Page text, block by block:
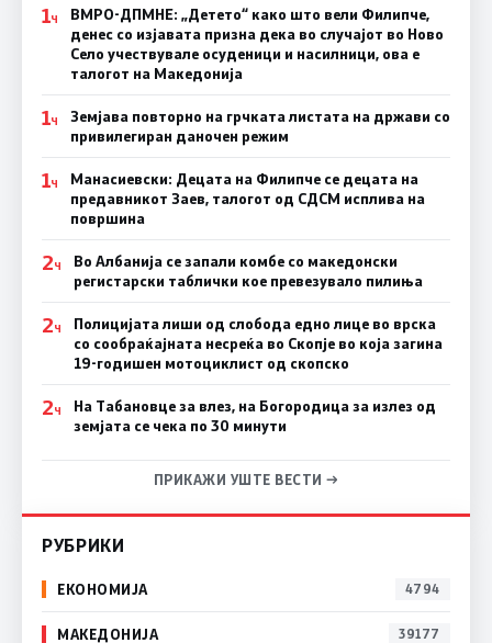
1Ч
ВМРО-ДПМНЕ: „Детето“ како што вели Филипче,
денес со изјавата призна дека во случајот во Ново
Село учествувале осуденици и насилници, ова е
талогот на Македонија
1Ч
Земјава повторно на грчката листата на држави со
привилегиран даночен режим
1Ч
Манасиевски: Децата на Филипче се децата на
предавникот Заев, талогот од СДСМ исплива на
површина
2Ч
Во Албанија се запали комбе со македонски
регистарски таблички кое превезувало пилиња
2Ч
Полицијата лиши од слобода едно лице во врска
со сообраќајната несреќа во Скопје во која загина
19-годишен мотоциклист од скопско
2Ч
На Табановце за влез, на Богородица за излез од
земјата се чека по 30 минути
ПРИКАЖИ УШТЕ ВЕСТИ →
РУБРИКИ
ЕКОНОМИЈА 4794
МАКЕДОНИЈА 39177